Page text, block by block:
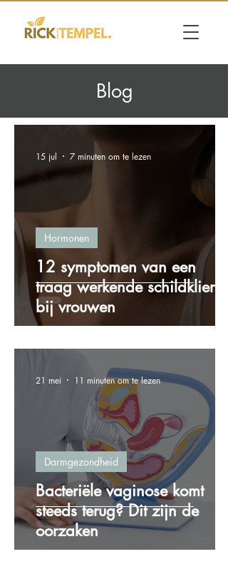
Blog
12 symptomen van een
traag werkende schildklier
bij vrouwen
Hormonen
15 jul 7 minuten om te lezen
Bacteriële vaginose komt
steeds terug? Dit zijn de
oorzaken
Darmgezondheid
21 mei 11 minuten om te lezen